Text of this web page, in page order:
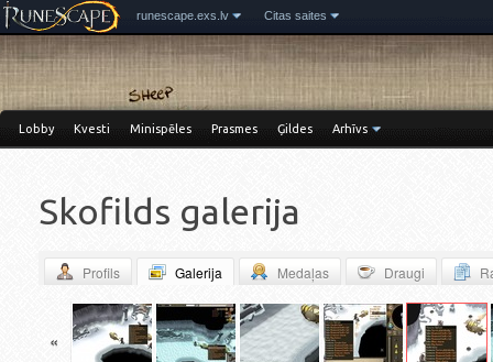
runescape.exs.lv Citas saites
Lobby Kvesti Minispēles Prasmes Ģildes Arhīvs
Skofilds galerija
Profils Galerija Medaļas Draugi
«